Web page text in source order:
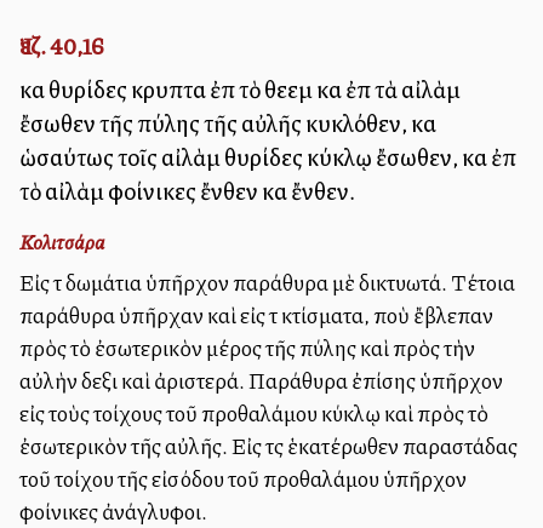
Ἰεζ. 40,16
καὶ θυρίδες κρυπταὶ ἐπὶ τὸ θεεὶμ καὶ ἐπὶ τὰ αἰλὰμ
ἔσωθεν τῆς πύλης τῆς αὐλῆς κυκλόθεν, καὶ
ὡσαύτως τοῖς αἰλὰμ θυρίδες κύκλῳ ἔσωθεν, καὶ ἐπὶ
τὸ αἰλὰμ φοίνικες ἔνθεν καὶ ἔνθεν.
Κολιτσάρα
Εἰς τὰ δωμάτια ὑπῆρχον παράθυρα μὲ δικτυωτά. Τέτοια
παράθυρα ὑπῆρχαν καὶ εἰς τὰ κτίσματα, ποὺ ἔβλεπαν
πρὸς τὸ ἐσωτερικὸν μέρος τῆς πύλης καὶ πρὸς τὴν
αὐλὴν δεξιὰ καὶ ἀριστερά. Παράθυρα ἐπίσης ὑπῆρχον
εἰς τοὺς τοίχους τοῦ προθαλάμου κύκλῳ καὶ πρὸς τὸ
ἐσωτερικὸν τῆς αὐλῆς. Εἰς τὰς ἑκατέρωθεν παραστάδας
τοῦ τοίχου τῆς εἰσόδου τοῦ προθαλάμου ὑπῆρχον
φοίνικες ἀνάγλυφοι.